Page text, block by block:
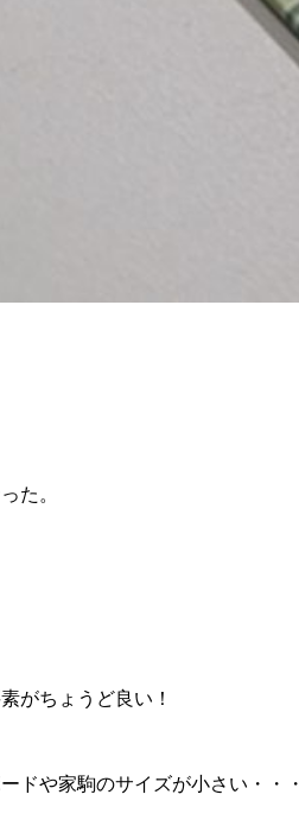
た。
がちょうど良い！
ドや家駒のサイズが小さい・・・